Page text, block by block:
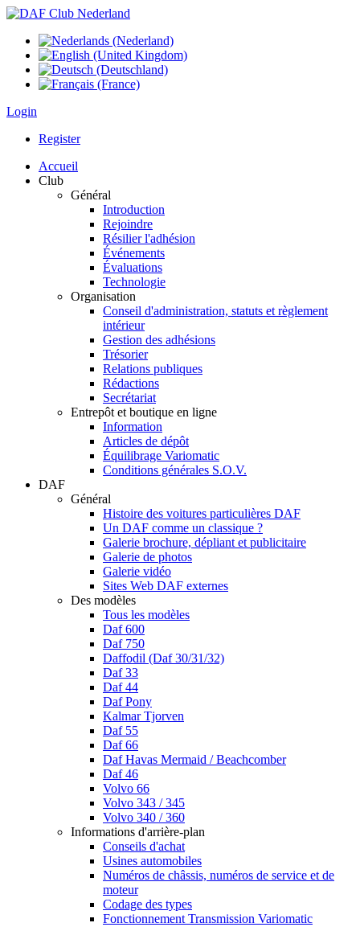
Login
Register
Accueil
Club
Général
Introduction
Rejoindre
Résilier l'adhésion
Événements
Évaluations
Technologie
Organisation
Conseil d'administration, statuts et règlement
intérieur
Gestion des adhésions
Trésorier
Relations publiques
Rédactions
Secrétariat
Entrepôt et boutique en ligne
Information
Articles de dépôt
Équilibrage Variomatic
Conditions générales S.O.V.
DAF
Général
Histoire des voitures particulières DAF
Un DAF comme un classique ?
Galerie brochure, dépliant et publicitaire
Galerie de photos
Galerie vidéo
Sites Web DAF externes
Des modèles
Tous les modèles
Daf 600
Daf 750
Daffodil (Daf 30/31/32)
Daf 33
Daf 44
Daf Pony
Kalmar Tjorven
Daf 55
Daf 66
Daf Havas Mermaid / Beachcomber
Daf 46
Volvo 66
Volvo 343 / 345
Volvo 340 / 360
Informations d'arrière-plan
Conseils d'achat
Usines automobiles
Numéros de châssis, numéros de service et de
moteur
Codage des types
Fonctionnement Transmission Variomatic